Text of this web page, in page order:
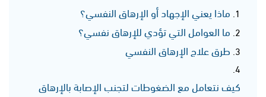
ماذا يعني الإجهاد أو الإرهاق النفسي؟
ما العوامل التي تؤدي للإرهاق نفسي؟
طرق علاج الإرهاق النفسي
كيف نتعامل مع الضغوطات لتجنب الإصابة بالإرهاق